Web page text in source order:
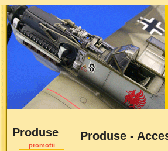
Produse
promotii
Produse -